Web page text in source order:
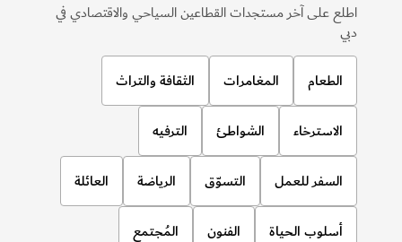
اطلع على آخر مستجدات القطاعين السياحي والاقتصادي في
دبي
الطعام المغامرات الثقافة والتراث
الاسترخاء الشواطئ الترفيه
السفر للعمل التسوّق الرياضة العائلة
أسلوب الحياة الفنون المُجتمع